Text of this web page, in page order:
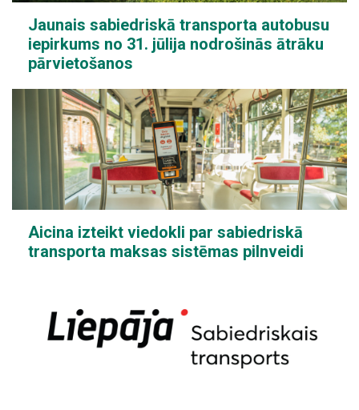
Jaunais sabiedriskā transporta autobusu
iepirkums no 31. jūlija nodrošinās ātrāku
pārvietošanos
Aicina izteikt viedokli par sabiedriskā
transporta maksas sistēmas pilnveidi